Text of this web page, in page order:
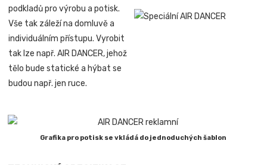
podkladů pro výrobu a potisk.
Vše tak záleží na domluvě a
individuálním přístupu. Vyrobit
tak lze např. AIR DANCER, jehož
tělo bude statické a hýbat se
budou např. jen ruce.
Grafika pro potisk se vkládá do jednoduchých šablon